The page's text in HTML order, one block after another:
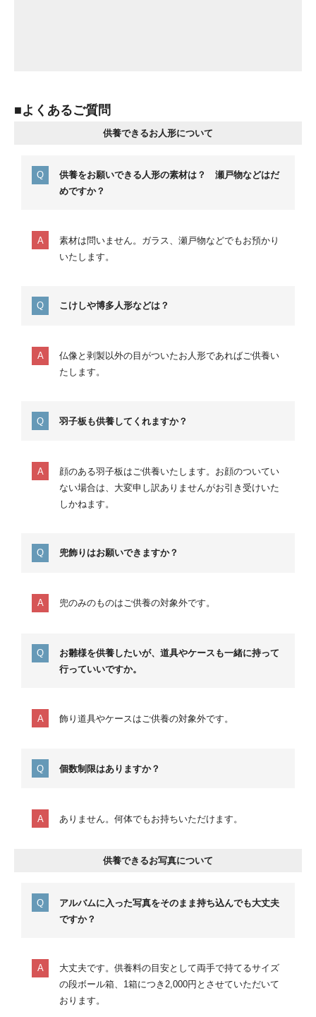
■よくあるご質問
供養できるお人形について
供養をお願いできる人形の素材は？ 瀬戸物などはだ
めですか？
素材は問いません。ガラス、瀬戸物などでもお預かり
いたします。
こけしや博多人形などは？
仏像と剥製以外の目がついたお人形であればご供養い
たします。
羽子板も供養してくれますか？
顔のある羽子板はご供養いたします。お顔のついてい
ない場合は、大変申し訳ありませんがお引き受けいた
しかねます。
兜飾りはお願いできますか？
兜のみのものはご供養の対象外です。
お雛様を供養したいが、道具やケースも一緒に持って
行っていいですか。
飾り道具やケースはご供養の対象外です。
個数制限はありますか？
ありません。何体でもお持ちいただけます。
供養できるお写真について
アルバムに入った写真をそのまま持ち込んでも大丈夫
ですか？
大丈夫です。供養料の目安として両手で持てるサイズ
の段ボール箱、1箱につき2,000円とさせていただいて
おります。